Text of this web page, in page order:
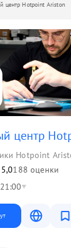
центр Hotpoint Ariston
центр
Hotpoint
5,0188 оценки